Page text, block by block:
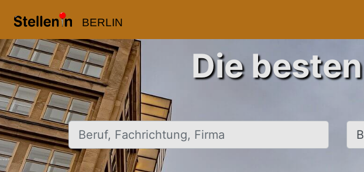
BERLIN
Die
Beruf, Fachrichtung, Firma